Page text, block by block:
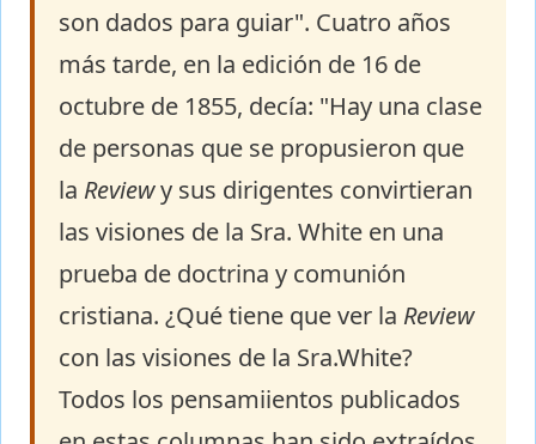
son dados para guiar". Cuatro años
más tarde, en la edición de 16 de
octubre de 1855, decía: "Hay una clase
de personas que se propusieron que
la Reviewy sus dirigentes convirtieran
las visiones de la Sra. White en una
prueba de doctrina y comunión
cristiana. ¿Qué tiene que ver la Review
con las visiones de la Sra.White?
Todos los pensamiientos publicados